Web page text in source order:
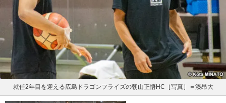
就任2年目を迎える広島ドラゴンフライズの朝山正悟HC［写真］＝湊昂大